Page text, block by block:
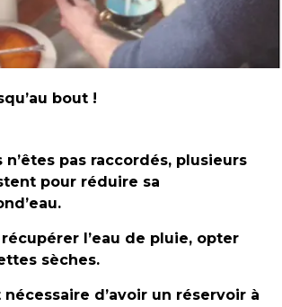
bout !
n’êtes pas raccordés, plusieurs
pour réduire sa
l’eau de pluie, opter
sèches.
d’avoir un réservoir à